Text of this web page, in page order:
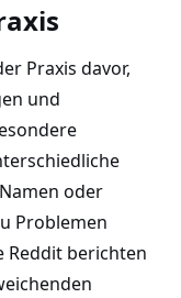
Praxis davor,
und
oder
Problemen
berichten